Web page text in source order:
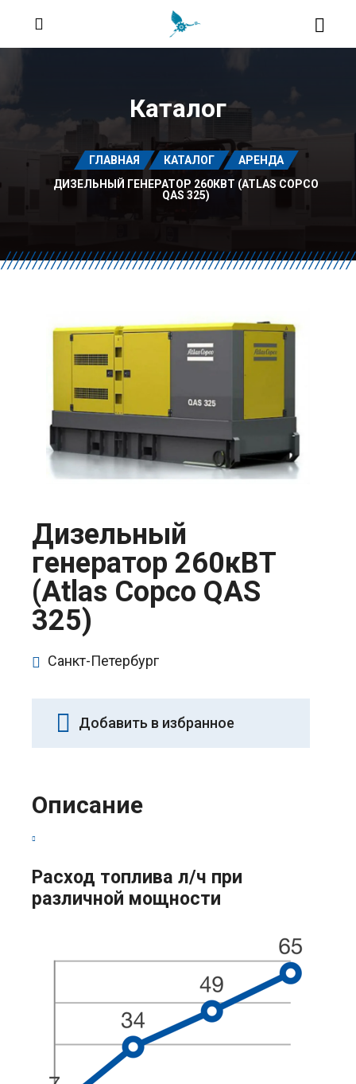
Каталог
ГЛАВНАЯ КАТАЛОГ
АРЕНДА
ДИЗЕЛЬНЫЙ ГЕНЕРАТОР 260КВТ (ATLAS COPCO
QAS 325)
Дизельный
генератор 260кВТ
(Atlas Copco QAS
325)
Санкт-Петербург
Добавить в избранное
Описание
Расход топлива л/ч при
различной мощности